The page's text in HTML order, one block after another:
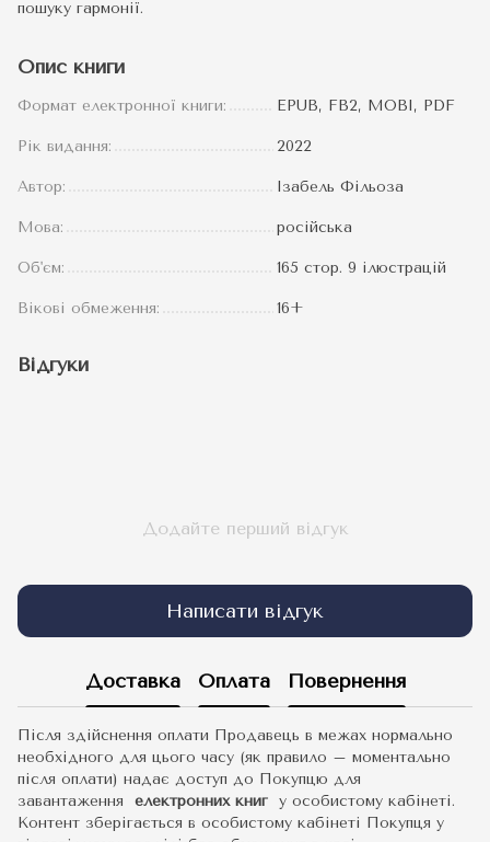
пошуку гармонії.
Опис книги
Формат електронної книги: EPUB, FB2, MOBI, PDF
Рік видання: 2022
Автор: Ізабель Фільоза
Мова: російська
Об'єм: 165 стор. 9 ілюстрацій
Вікові обмеження: 16+
Відгуки
Додайте перший відгук
Написати відгук
Доставка Оплата Повернення
Після здійснення оплати Продавець в межах нормально
необхідного для цього часу (як правило – моментально
після оплати) надає доступ до Покупцю для
завантаження електронних книг у особистому кабінеті.
Контент зберігається в особистому кабінеті Покупця у